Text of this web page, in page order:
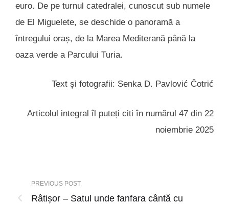
euro. De pe turnul catedralei, cunoscut sub numele
de El Miguelete, se deschide o panoramă a
întregului oraș, de la Marea Mediterană până la
oaza verde a Parcului Turia.
Text și fotografii: Senka D. Pavlović Čotrić
Articolul integral îl puteți citi în numărul 47 din 22
noiembrie 2025
PREVIOUS POST
Râtișor – Satul unde fanfara cântă cu